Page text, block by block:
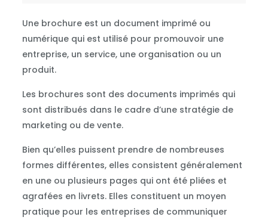
Une brochure est un document imprimé ou
numérique qui est utilisé pour promouvoir une
entreprise, un service, une organisation ou un
produit.
Les brochures sont des documents imprimés qui
sont distribués dans le cadre d’une stratégie de
marketing ou de vente.
Bien qu’elles puissent prendre de nombreuses
formes différentes, elles consistent généralement
en une ou plusieurs pages qui ont été pliées et
agrafées en livrets. Elles constituent un moyen
pratique pour les entreprises de communiquer